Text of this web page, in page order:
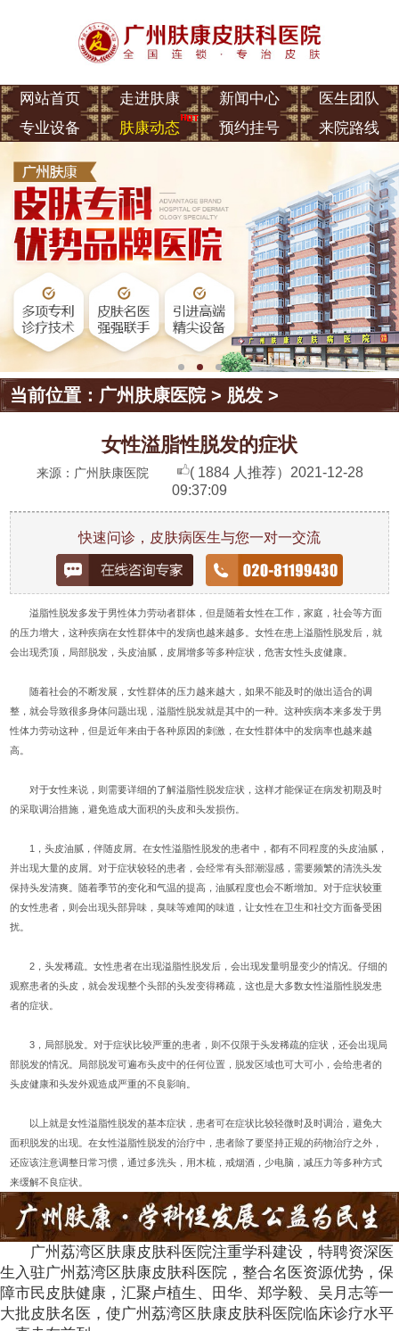
网站首页 走进肤康 新闻中心
医生团队
专业设备
肤康动态 预约挂号 来院路线
当前位置： 广州肤康医院> 脱发 >
女性溢脂性脱发的症状
来源：广州肤康医院 ( 1884 人推荐） 2021-12-28
09:37:09
快速问诊，皮肤病医生与您一对一交流
溢脂性脱发多发于男性体力劳动者群体，但是随着女性在工作，家庭，社会等方面
的压力增大，这种疾病在女性群体中的发病也越来越多。女性在患上溢脂性脱发后，就
会出现秃顶，局部脱发，头皮油腻，皮屑增多等多种症状，危害女性头皮健康。
随着社会的不断发展，女性群体的压力越来越大，如果不能及时的做出适合的调
整，就会导致很多身体问题出现，溢脂性脱发就是其中的一种。这种疾病本来多发于男
性体力劳动这种，但是近年来由于各种原因的刺激，在女性群体中的发病率也越来越
高。
对于女性来说，则需要详细的了解溢脂性脱发症状，这样才能保证在病发初期及时
的采取调治措施，避免造成大面积的头皮和头发损伤。
1，头皮油腻，伴随皮屑。在女性溢脂性脱发的患者中，都有不同程度的头皮油腻，
并出现大量的皮屑。对于症状较轻的患者，会经常有头部潮湿感，需要频繁的清洗头发
保持头发清爽。随着季节的变化和气温的提高，油腻程度也会不断增加。对于症状较重
的女性患者，则会出现头部异味，臭味等难闻的味道，让女性在卫生和社交方面备受困
扰。
2，头发稀疏。女性患者在出现溢脂性脱发后，会出现发量明显变少的情况。仔细的
观察患者的头皮，就会发现整个头部的头发变得稀疏，这也是大多数女性溢脂性脱发患
者的症状。
3，局部脱发。对于症状比较严重的患者，则不仅限于头发稀疏的症状，还会出现局
部脱发的情况。局部脱发可遍布头皮中的任何位置，脱发区域也可大可小，会给患者的
头皮健康和头发外观造成严重的不良影响。
以上就是女性溢脂性脱发的基本症状，患者可在症状比较轻微时及时调治，避免大
面积脱发的出现。在女性溢脂性脱发的治疗中，患者除了要坚持正规的药物治疗之外，
还应该注意调整日常习惯，通过多洗头，用木梳，戒烟酒，少电脑，减压力等多种方式
来缓解不良症状。
广州荔湾区肤康皮肤科医院注重学科建设，特聘资深医
生入驻广州荔湾区肤康皮肤科医院，整合名医资源优势，保
障市民皮肤健康，汇聚卢植生、田华、郑学毅、吴月志等一
大批皮肤名医，使广州荔湾区肤康皮肤科医院临床诊疗水平